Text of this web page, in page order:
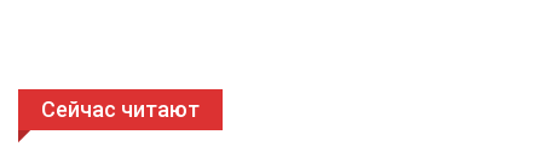
Сейчас читают